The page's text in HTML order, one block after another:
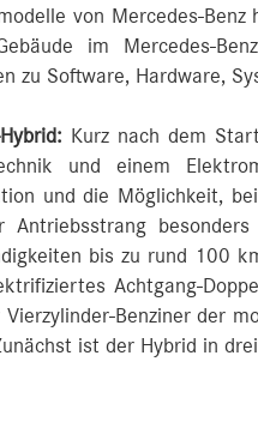
von Mercedes-
im Mercedes-
zu Software, Hardware,
Kurz nach dem
und einem
und die Möglichkeit,
Antriebsstrang
bis zu rund 100
Achtgang-
Benziner der
ist der Hybrid in